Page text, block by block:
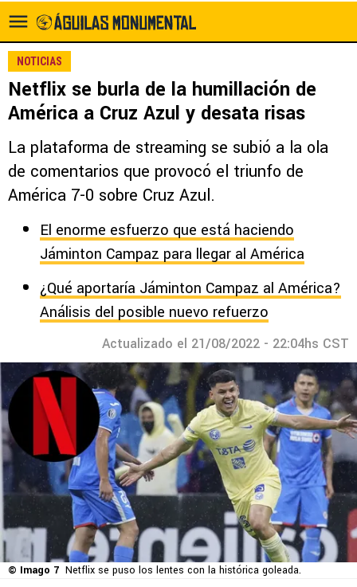
NOTICIAS
Netflix se burla de la humillación de
América a Cruz Azul y desata risas
La plataforma de streaming se subió a la ola
de comentarios que provocó el triunfo de
América 7-0 sobre Cruz Azul.
El enorme esfuerzo que está haciendo
Jáminton Campaz para llegar al América
¿Qué aportaría Jáminton Campaz al América?
Análisis del posible nuevo refuerzo
Actualizado el 21/08/2022 - 22:04hs CST
© Imago 7 Netflix se puso los lentes con la histórica goleada.